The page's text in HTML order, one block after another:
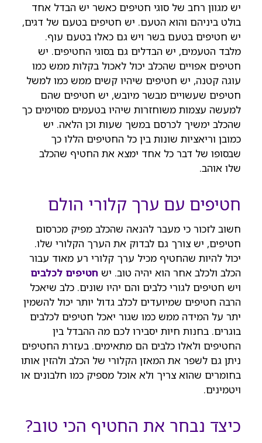
יש מגוון רחב של סוגי חטיפים כאשר יש הבדל אחד
בולט ביניהם והוא הטעם. יש חטיפים בטעם של דגים,
יש חטיפים בטעם בשר ויש גם כאלו בטעם עוף.
מלבד הטעמים, יש הבדלים גם בסוגי החטיפים. יש
חטיפים אפויים שהכלב יכול לאכול בקלות ממש כמו
עוגה קטנה, יש חטיפים שיהיו קשים ממש כמו למשל
חטיפים שעשויים מבשר מיובש, יש חטיפים שהם
למעשה עצמות משוחזרות שיהיו בטעמים מסוימים כך
שהכלב ימשיך לכרסם במשך שעות וכן הלאה. יש
כמובן וריאציות שונות בין כל החטיפים הללו כך
שבסופו של דבר כל אחד ימצא את החטיף שהכלב
שלו אוהב.
חטיפים עם ערך קלורי הולם
חשוב לזכור כי מעבר להנאה שהכלב מפיק מכרסום
חטיפים, יש צורך גם לבדוק את הערך הקלורי שלו.
יכול להיות שהחטיף מכיל ערך קלורי רע מאוד עבור
הכלב ולכלב אחר הוא יהיה טוב. יש חטיפים לכלבים
ויש חטיפים לגורי כלבים והם יהיו שונים. כלב שיאכל
הרבה חטיפים שמיועדים לכלב גדול יותר יכול להשמין
יתר על המידה ממש כמו שגור יאכל חטיפים לכלבים
בוגרים. בחנות חיות יסבירו לכם מה ההבדל בין
החטיפים ולאלו כלבים הם מתאימים. בעזרת החטיפים
ניתן גם לשפר את המאזן הקלורי של הכלב ולהזין אותו
בחומרים שהוא צריך ולא אוכל מספיק כמו חלבונים או
ויטמינים.
כיצד נבחר את החטיף הכי טוב?